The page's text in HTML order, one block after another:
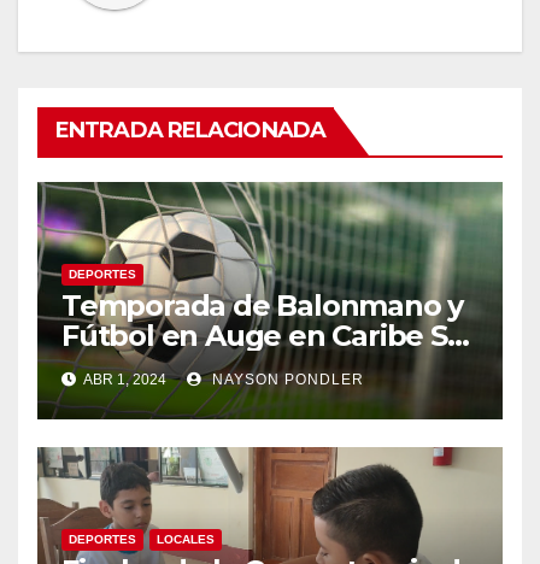
ENTRADA RELACIONADA
DEPORTES
Temporada de Balonmano y
Fútbol en Auge en Caribe Sur
de Nicaragua.
ABR 1, 2024 NAYSON PONDLER
DEPORTES LOCALES